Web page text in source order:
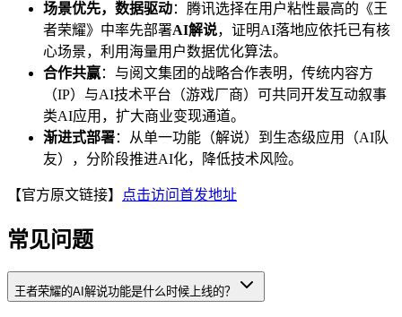
场景优先，数据驱动：腾讯选择在用户粘性最高的《王
者荣耀》中率先部署AI解说，证明AI落地应依托已有核
心场景，利用海量用户数据优化算法。
合作共赢：与阅文集团的战略合作表明，传统内容方
（IP）与AI技术平台（游戏厂商）可共同开发互动叙事
类AI应用，扩大商业变现通道。
渐进式部署：从单一功能（解说）到生态级应用（AI队
友），分阶段推进AI化，降低技术风险。
【官方原文链接】 点击访问首发地址
常见问题
王者荣耀的AI解说功能是什么时候上线的？